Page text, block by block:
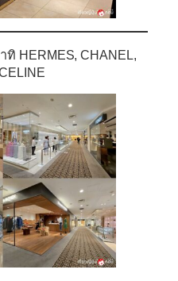
HERMES, CHANEL,